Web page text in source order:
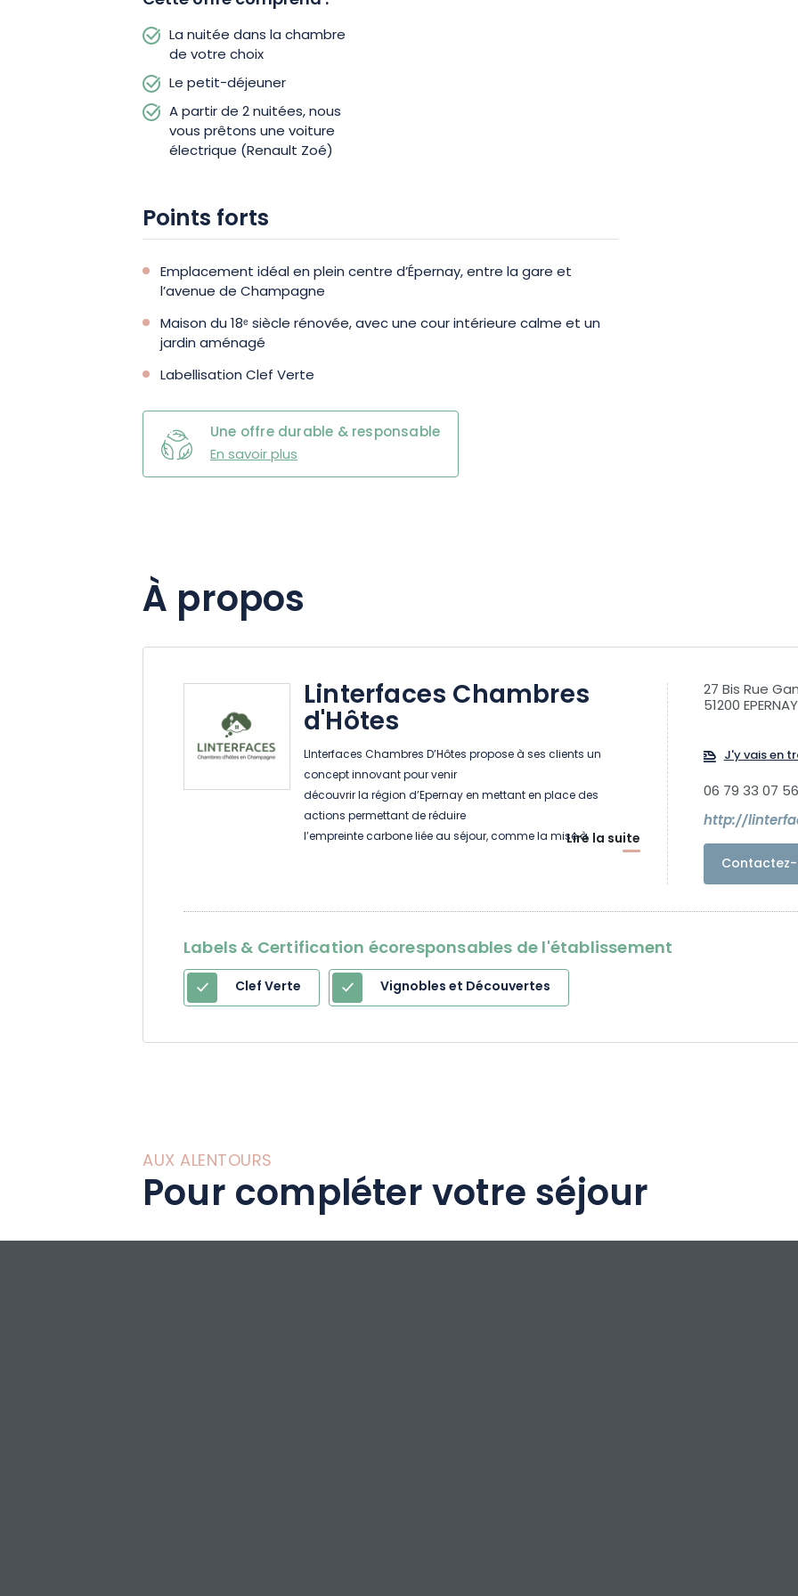
La nuitée dans la chambre
de votre choix
Le petit-déjeuner
A partir de 2 nuitées, nous
vous prêtons une voiture
électrique (Renault Zoé)
Points forts
Emplacement idéal en plein centre d’Épernay, entre la gare et
l’avenue de Champagne
Maison du 18ᵉ siècle rénovée, avec une cour intérieure calme et un
jardin aménagé
Labellisation Clef Verte
Une offre durable & responsable
En savoir plus
À propos
Linterfaces Chambres
d'Hôtes
LInterfaces Chambres D’Hôtes propose à ses clients un
concept innovant pour venir
découvrir la région d’Epernay en mettant en place des
actions permettant de réduire
l’empreinte carbone liée au séjour, comme la mise àLire la suite
27 Bis Rue
51200 EPERNAY
J'y vais en
06 79 33 07 56
http://
Labels & Certification écoresponsables de l'établissement
Clef Verte Vignobles et Découvertes
AUX ALENTOURS
Pour compléter votre séjour